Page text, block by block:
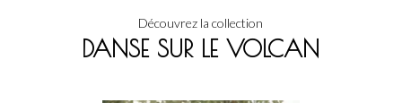
Découvrez la collection
DANSE SUR LE VOLCAN